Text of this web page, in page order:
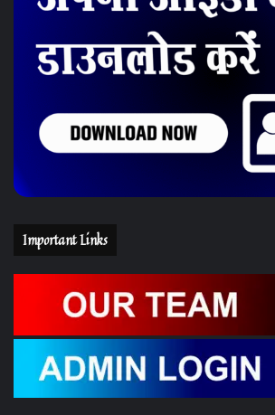
Important Links